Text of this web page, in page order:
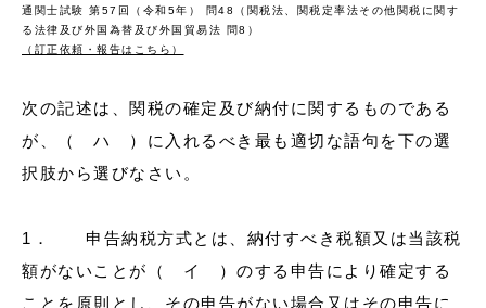
通関士試験 第57回（令和5年） 問48（関税法、関税定率法その他関税に関す
る法律及び外国為替及び外国貿易法 問8）
（訂正依頼・報告はこちら）
次の記述は、関税の確定及び納付に関するものである
が、（ ハ ）に入れるべき最も適切な語句を下の選
択肢から選びなさい。
1． 申告納税方式とは、納付すべき税額又は当該税
額がないことが（ イ ）のする申告により確定する
ことを原則とし、その申告がない場合又はその申告に